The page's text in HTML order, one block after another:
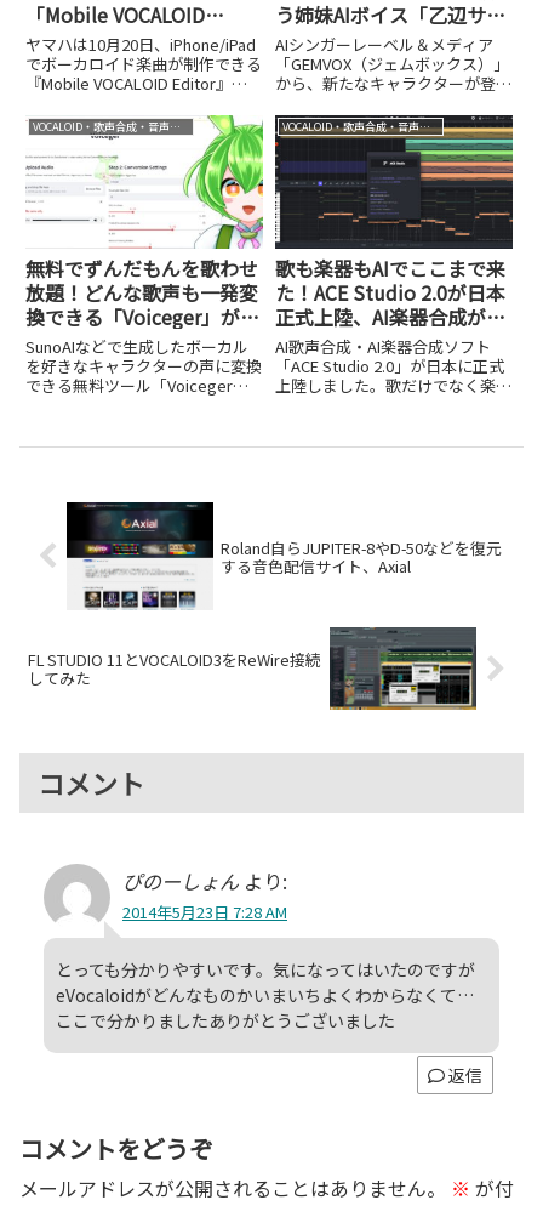
「Mobile VOCALOID
Editor」がAI対応でパワー
アップ
ヤマハは10月20日、iPhone/iPad
でボーカロイド楽曲が制作できる
『Mobile VOCALOID Editor』の
た。月額660円というお手頃な価
格設定に加え、14日間の無料体
験期間も用意されており、...
う姉妹AIボイス「乙辺サフ
ァイア」「乙辺ヒスイ」誕
生。アニメ化も視野に展開
AIシンガーレーベル＆メディア
「GEMVOX（ジェムボックス）」
から、新たなキャラクターが登場
は、VOCALOID 6のボイスバンク
「乙辺サファイア」とVoiSonaの
ソングボイスライブラリ「乙辺ヒ
スイ」。両...
VOCALOID・歌声合成・音声合成
無料でずんだもんを歌わせ
放題！どんな歌声も一発変
換できる「Voiceger」が凄
い
SunoAIなどで生成したボーカル
を好きなキャラクターの声に変換
できる無料ツール「Voiceger」
手軽さが魅力です。
VOCALOID・歌声合成・音声合成
歌も楽器もAIでここまで来
た！ACE Studio 2.0が日本
正式上陸、AI楽器合成が別
次元に進化
AI歌声合成・AI楽器合成ソフト
「ACE Studio 2.0」が日本に正式
上陸しました。歌だけでなく楽器
Roland自らJUPITER-8やD-50などを復元
する音色配信サイト、Axial
FL STUDIO 11とVOCALOID3をReWire接続
してみた
コメント
ぴのーしょん より:
2014年5月23日 7:28 AM
とっても分かりやすいです。気になってはいたのですが
eVocaloidがどんなものかいまいちよくわからなくて…
ここで分かりましたありがとうございました
返信
コメントをどうぞ
メールアドレスが公開されることはありません。 ※ が付